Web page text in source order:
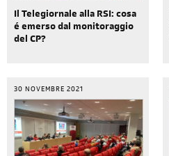
Il Telegiornale alla RSI: cosa
é emerso dal monitoraggio
del CP?
30 NOVEMBRE 2021